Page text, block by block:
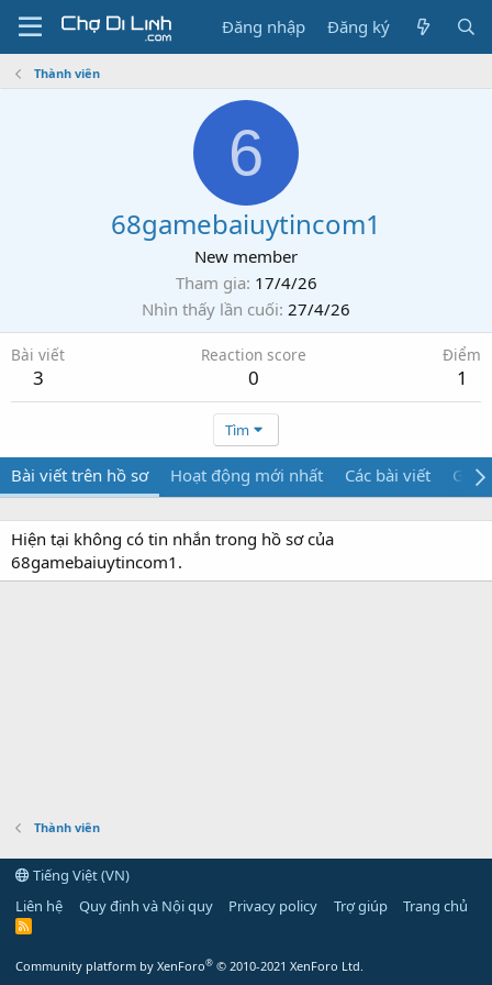
Đăng nhập Đăng ký
Thành viên
6
68gamebaiuytincom1
New member
Tham gia 17/4/26
Nhìn thấy lần cuối 27/4/26
Bài viết
3
Reaction score
0
Điểm
1
Tìm
Bài viết trên hồ sơ Hoạt động mới nhất Các bài viết Giới
Hiện tại không có tin nhắn trong hồ sơ của
68gamebaiuytincom1.
Thành viên
Tiếng Việt (VN)
Liên hệ
Quy định và Nội quy Privacy policy Trợ giúp Trang chủ
R
Community platform by XenForo® © 2010-2021 XenForo Ltd.